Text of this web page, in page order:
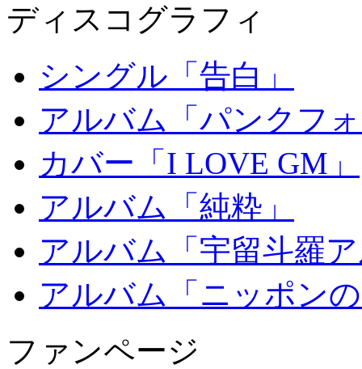
ディスコグラフィ
シングル「告白」
アルバム「パンクフ
カバー「I LOVE GM」
アルバム「純粋」
アルバム「宇留斗羅
アルバム「ニッポン
ファンページ